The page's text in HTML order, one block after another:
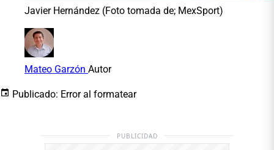
Javier Hernández (Foto tomada de; MexSport)
Mateo Garzón Autor
Publicado: Error al formatear
PUBLICIDAD